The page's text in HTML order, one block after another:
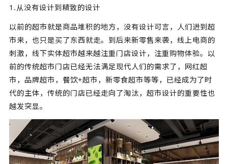
1.从没有设计到精致的设计
以前的超市就是商品堆积的地方，没有设计可言，人们进到超
市来，也只是买了东西就走。到后来新零售来袭，线上电商的
刺激，线下实体超市越来越注重门店设计，注重购物体验。以
前的传统超市门店已经无法满足现代人们的需求了，网红超
市，品牌超市，餐饮+超市，新零食超市等等，已经成为了时
代的主体，传统的门店已经走向了淘汰，超市设计的重要性也
越发突显。